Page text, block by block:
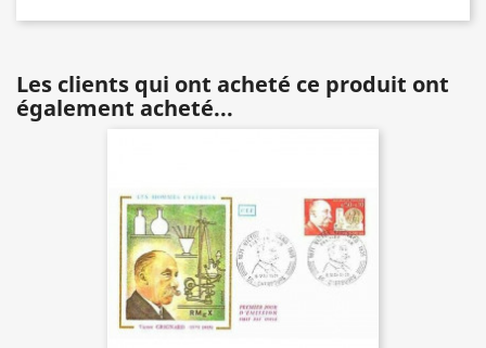
Les clients qui ont acheté ce produit ont
également acheté...